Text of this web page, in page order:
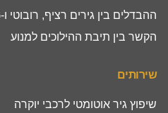
ההבדלים בין גירים רציף, רובוטי ו-DSG
הקשר בין תיבת ההילוכים למנוע
שירותים
שיפוץ גיר אוטומטי לרכבי יוקרה